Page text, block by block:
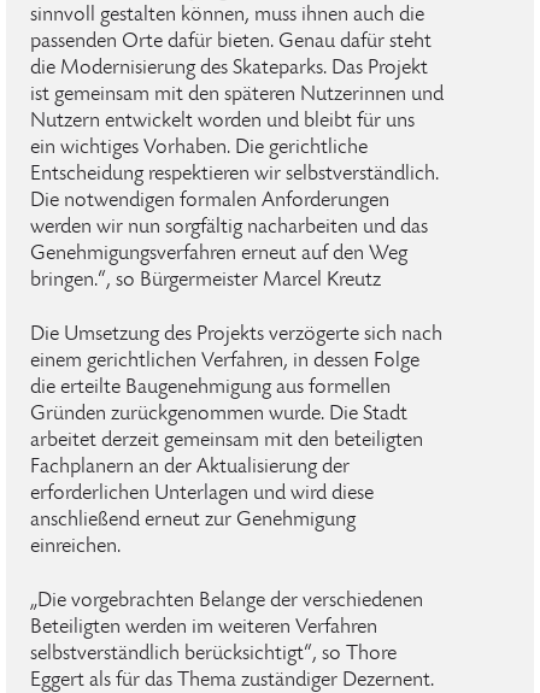
sinnvoll gestalten können, muss ihnen auch die
passenden Orte dafür bieten. Genau dafür steht
die Modernisierung des Skateparks. Das Projekt
ist gemeinsam mit den späteren Nutzerinnen und
Nutzern entwickelt worden und bleibt für uns
ein wichtiges Vorhaben. Die gerichtliche
Entscheidung respektieren wir selbstverständlich.
Die notwendigen formalen Anforderungen
werden wir nun sorgfältig nacharbeiten und das
Genehmigungsverfahren erneut auf den Weg
bringen.“, so Bürgermeister Marcel Kreutz
Die Umsetzung des Projekts verzögerte sich nach
einem gerichtlichen Verfahren, in dessen Folge
die erteilte Baugenehmigung aus formellen
Gründen zurückgenommen wurde. Die Stadt
arbeitet derzeit gemeinsam mit den beteiligten
Fachplanern an der Aktualisierung der
erforderlichen Unterlagen und wird diese
anschließend erneut zur Genehmigung
einreichen.
„Die vorgebrachten Belange der verschiedenen
Beteiligten werden im weiteren Verfahren
selbstverständlich berücksichtigt“, so Thore
Eggert als für das Thema zuständiger Dezernent.